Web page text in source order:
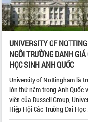
UNIVERSITY OF
NGÔI TRƯỜNG DANH GIÁ
HỌC SINH ANH QUỐC
University of Nottingham là
lớn thứ năm trong Anh Quốc
viên của Russell Group,
Hiệp Hội Các Trường Đại Học